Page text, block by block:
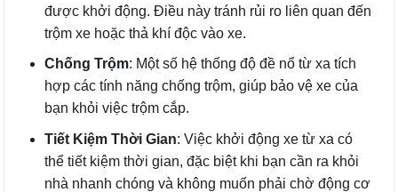
được khởi động. Điều này tránh rủi ro liên quan đến
trộm xe hoặc thả khí độc vào xe.
Chống Trộm: Một số hệ thống độ đề nổ từ xa tích
hợp các tính năng chống trộm, giúp bảo vệ xe của
bạn khỏi việc trộm cắp.
Tiết Kiệm Thời Gian: Việc khởi động xe từ xa có
thể tiết kiệm thời gian, đặc biệt khi bạn cần ra khỏi
nhà nhanh chóng và không muốn phải chờ động cơ